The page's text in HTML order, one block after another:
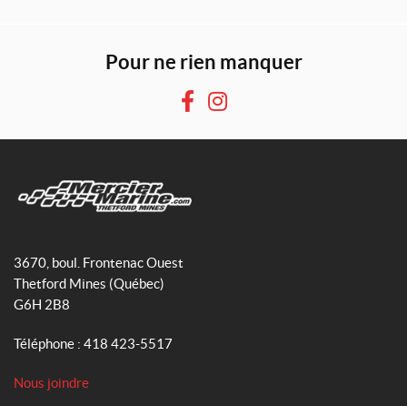
Pour ne rien manquer
F
b
k
I
e
r
c
i
e
r
M
a
3670, boul. Frontenac Ouest
Thetford Mines (Québec)
G6H 2B8
Téléphone : 418 423-5517
Nous joindre